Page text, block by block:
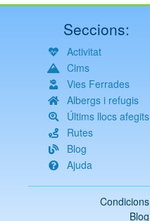
Seccions:
Activitat
Cims
Vies Ferrades
Albergs i refugis
Últims llocs afegits
Rutes
Blog
Ajuda
Condicions
Blog